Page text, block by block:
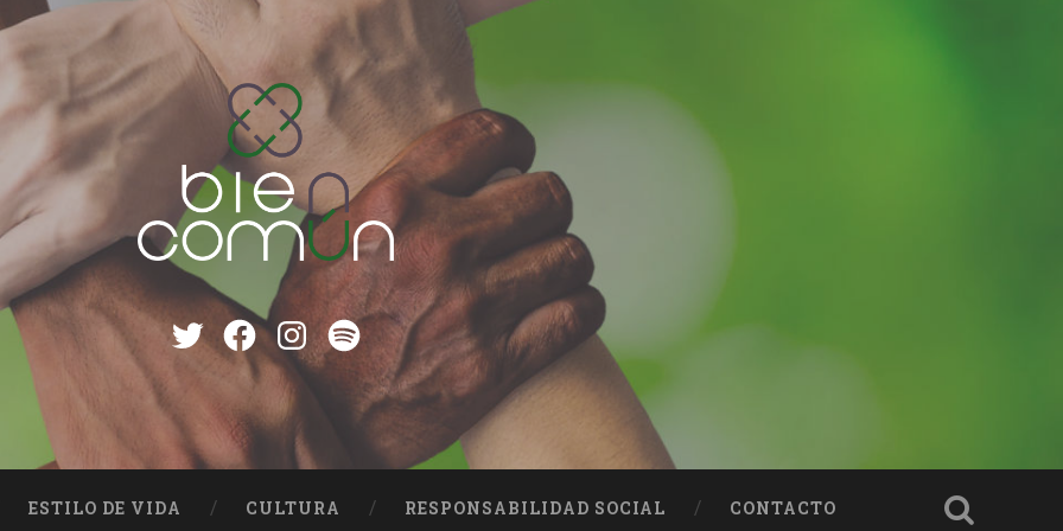
TwitterFacebook
instagram
Spotify
ESTILO DE VIDA CULTURA RESPONSABILIDAD SOCIAL CONTACTO